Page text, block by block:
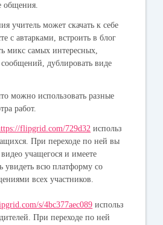
общения.
учитель может скачать к себе
с автарками, встроить в блог
микс самых интересных,
дублировать виде
можно использовать разные
работ.
flipgrid.com/729d32 использ
При переходе по ней вы
учащегося и имеете
увидеть всю платформу со
всех участников.
s/4bc377aec089 использ
При переходе по ней